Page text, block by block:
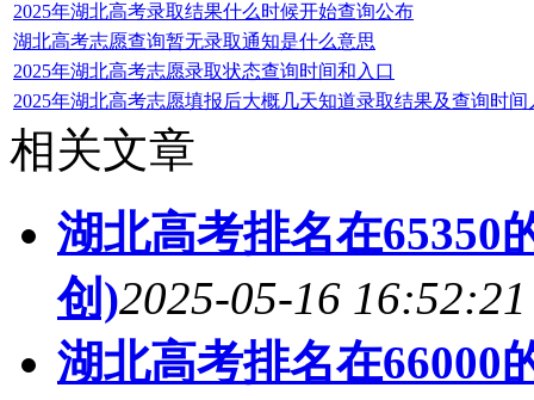
2025年湖北高考录取结果什么时候开始查询公布
湖北高考志愿查询暂无录取通知是什么意思
2025年湖北高考志愿录取状态查询时间和入口
2025年湖北高考志愿填报后大概几天知道录取结果及查询时间
相关文章
湖北高考排名在65350
创)2025-05-16 16:52:21
湖北高考排名在66000